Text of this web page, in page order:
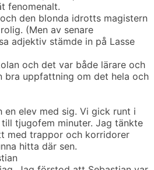
fenomenalt.
den blonda idrotts magistern
(Men av senare
adjektiv stämde in på Lasse
och det var både lärare och
bra uppfattning om det hela och
en elev med sig. Vi gick runt i
tjugofem minuter. Jag tänkte
med trappor och korridorer
hitta där sen.